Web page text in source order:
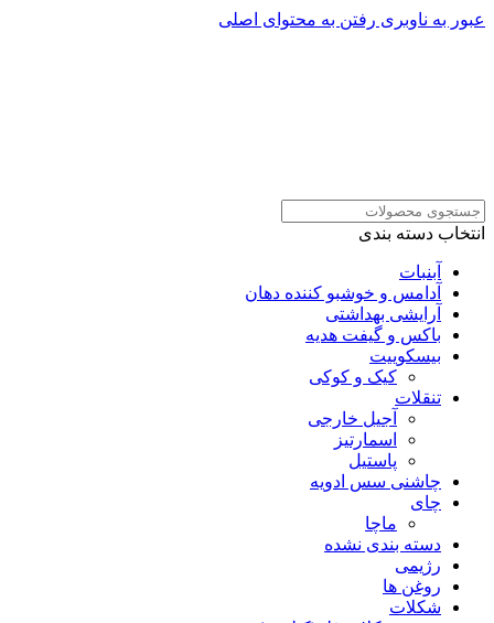
عبور به ناوبری رفتن به محتوای اصلی
انتخاب دسته بندی
آبنبات
آدامس و خوشبو کننده دهان
آرایشی بهداشتی
باکس و گیفت هدیه
بیسکوییت
کیک و کوکی
تنقلات
آجیل خارجی
اسمارتیز
پاستیل
چاشنی سس ادویه
چای
ماچا
دسته بندی نشده
رژیمی
روغن ها
شکلات